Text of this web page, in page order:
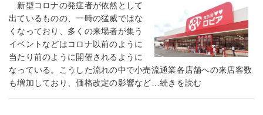
新型コロナの発症者が依然として
出ているものの、一時の猛威ではな
くなっており、多くの来場者が集う
イベントなどはコロナ以前のように
当たり前のように開催されるように
なっている。こうした流れの中で小売流通業各店舗への来店客数
も増加しており、価格改定の影響など…続きを読む